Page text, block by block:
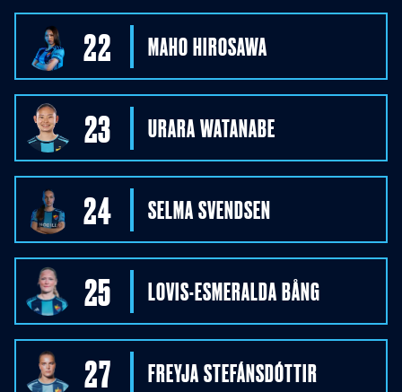
22 MAHOHIROSAWA
23 URARAWATANABE
24 SELMASVENDSEN
25 LOVIS-ESMERALDABÅNG
27 FREYJASTEFÁNSDÓTTIR